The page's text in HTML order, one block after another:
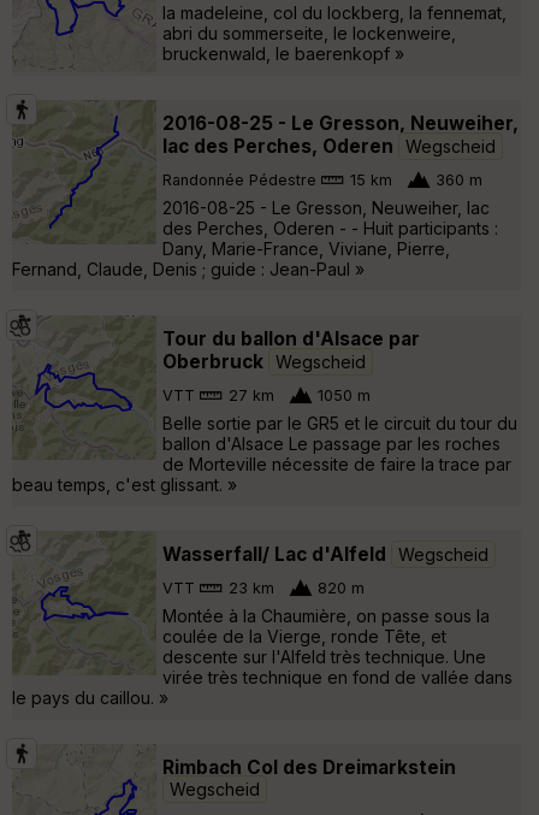
la madeleine, col du lockberg, la fennemat,
abri du sommerseite, le lockenweire,
bruckenwald, le baerenkopf »
2016-08-25 - Le Gresson, Neuweiher,
lac des Perches, Oderen
Wegscheid
Randonnée Pédestre 15 km 360 m
2016-08-25 - Le Gresson, Neuweiher, lac
des Perches, Oderen - - Huit participants :
Dany, Marie-France, Viviane, Pierre,
Fernand, Claude, Denis ; guide : Jean-Paul »
Tour du ballon d'Alsace par
Oberbruck Wegscheid
VTT 27 km 1050 m
Belle sortie par le GR5 et le circuit du tour du
ballon d'Alsace Le passage par les roches
de Morteville nécessite de faire la trace par
beau temps, c'est glissant. »
Wasserfall/ Lac d'Alfeld Wegscheid
VTT 23 km 820 m
Montée à la Chaumière, on passe sous la
coulée de la Vierge, ronde Tête, et
descente sur l'Alfeld très technique. Une
virée très technique en fond de vallée dans
le pays du caillou. »
Rimbach Col des Dreimarkstein
Wegscheid